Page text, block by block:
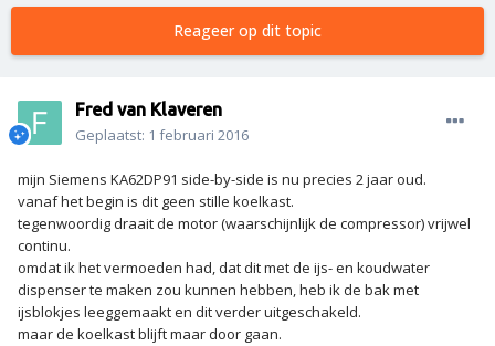
Reageer op dit topic
Fred van Klaveren
Geplaatst: 1 februari 2016
mijn Siemens KA62DP91 side-by-side is nu precies 2 jaar oud.
vanaf het begin is dit geen stille koelkast.
tegenwoordig draait de motor (waarschijnlijk de compressor) vrijwel
continu.
omdat ik het vermoeden had, dat dit met de ijs- en koudwater
dispenser te maken zou kunnen hebben, heb ik de bak met
ijsblokjes leeggemaakt en dit verder uitgeschakeld.
maar de koelkast blijft maar door gaan.